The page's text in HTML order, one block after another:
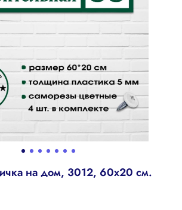
на дом, 3012, 60х20 см.